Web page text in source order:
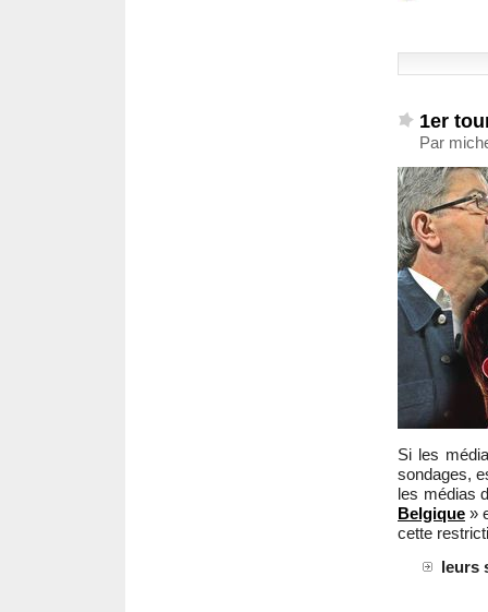
1er
Par
Si les
sondages,
les médias
Belgique »
cette
leurs